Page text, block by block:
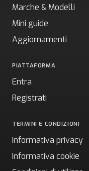
Marche & Modelli
Mini guide
Aggiornamenti
PIATTAFORMA
Entra
Registrati
TERMINI E CONDIZIONI
Informativa privacy
Informativa cookie